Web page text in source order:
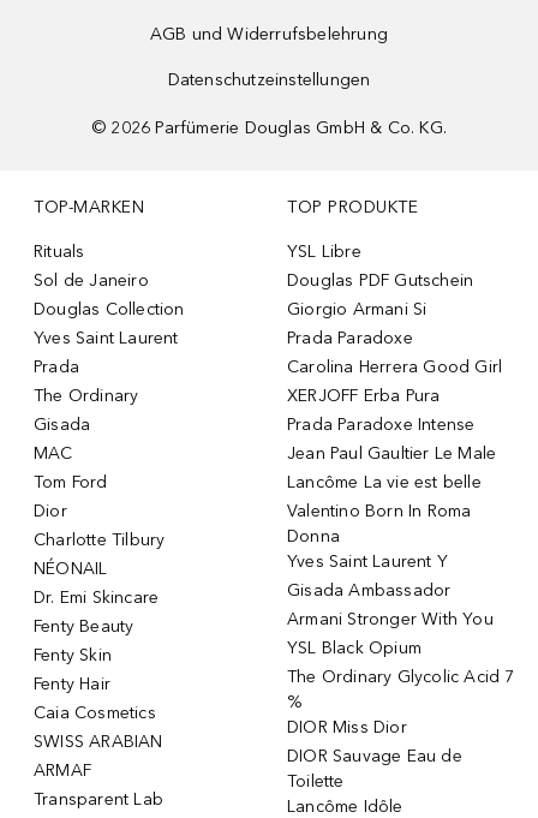
AGB und Widerrufsbelehrung
Datenschutzeinstellungen
© 2026 Parfümerie Douglas GmbH & Co. KG.
TOP-MARKEN
Rituals
Sol de Janeiro
Douglas Collection
Yves Saint Laurent
Prada
The Ordinary
Gisada
MAC
Tom Ford
Dior
Charlotte Tilbury
NÉONAIL
Dr. Emi Skincare
Fenty Beauty
Fenty Skin
Fenty Hair
Caia Cosmetics
SWISS ARABIAN
ARMAF
Transparent Lab
TOP PRODUKTE
YSL Libre
Douglas PDF Gutschein
Giorgio Armani Si
Prada Paradoxe
Carolina Herrera Good Girl
XERJOFF Erba Pura
Prada Paradoxe Intense
Jean Paul Gaultier Le Male
Lancôme La vie est belle
Valentino Born In Roma
Donna
Yves Saint Laurent Y
Gisada Ambassador
Armani Stronger With You
YSL Black Opium
The Ordinary Glycolic Acid 7
%
DIOR Miss Dior
DIOR Sauvage Eau de
Toilette
Lancôme Idôle